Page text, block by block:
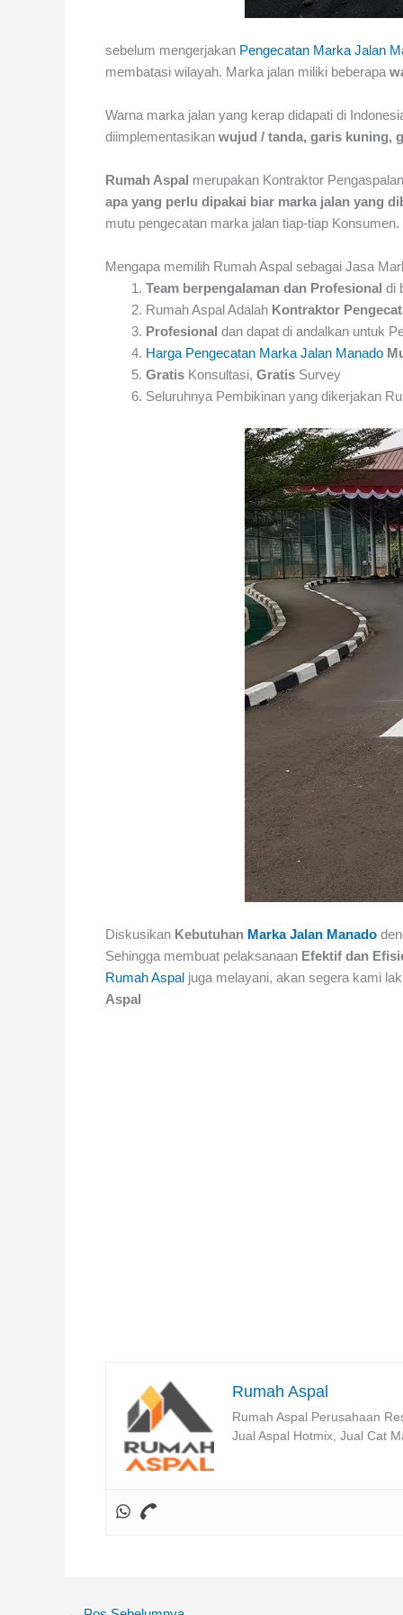
sebelum mengerjakan Pengecatan Marka Jalan
membatasi wilayah. Marka jalan miliki beberapa
Warna marka jalan yang kerap didapati di
diimplementasikan wujud / tanda, garis kuning,
Rumah Aspal merupakan Kontraktor
apa yang perlu dipakai biar marka jalan yang
mutu pengecatan marka jalan tiap-tiap Konsumen.
Mengapa memilih Rumah Aspal sebagai Jasa
Team berpengalaman dan Profesional di
Rumah Aspal Adalah Kontraktor
Profesional dan dapat di andalkan untuk
Harga Pengecatan Marka Jalan Manado
Gratis Konsultasi, Gratis Survey
Seluruhnya Pembikinan yang dikerjakan
Diskusikan Kebutuhan Marka Jalan Manado
Sehingga membuat pelaksanaan Efektif dan
Rumah Aspal juga melayani, akan segera kami
Aspal
Rumah Aspal
Rumah Aspal Perusahaan
Jual Aspal Hotmix, Jual Cat